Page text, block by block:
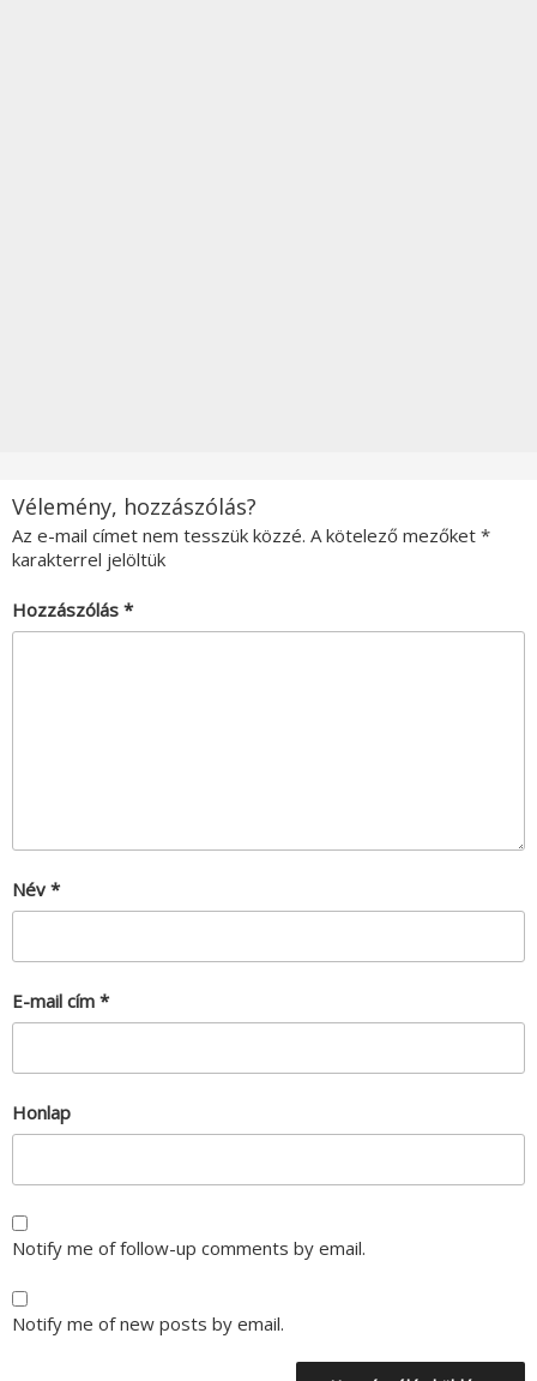
Vélemény, hozzászólás?
Az e-mail címet nem tesszük közzé. A kötelező mezőket *
karakterrel jelöltük
Hozzászólás *
Név *
E-mail cím *
Honlap
Notify me of follow-up comments by email.
Notify me of new posts by email.